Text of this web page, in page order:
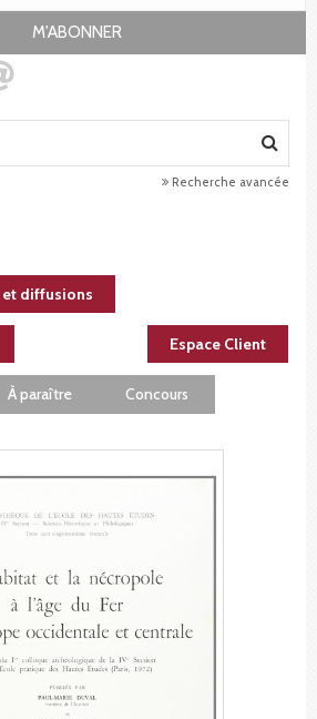
M'ABONNER
Recherche avancée
diffusions
Espace Client
À paraître Concours